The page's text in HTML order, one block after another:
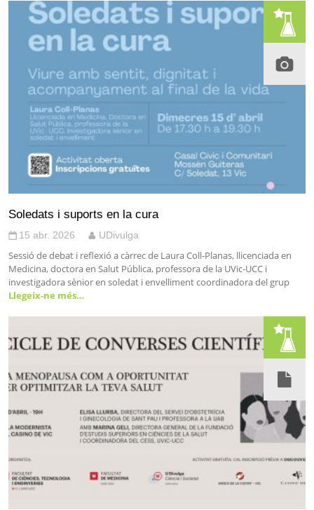
Soledats i suports en la cura
15 abr. 2026 UDivulga
Sessió de debat i reflexió a càrrec de Laura Coll-Planas, llicenciada en
Medicina, doctora en Salut Pública, professora de la UVic-UCC i
investigadora sènior en soledat i envelliment coordinadora del grup
Llegeix-ne més…